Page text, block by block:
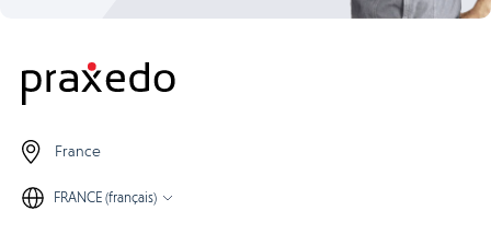
France
FRANCE (français)